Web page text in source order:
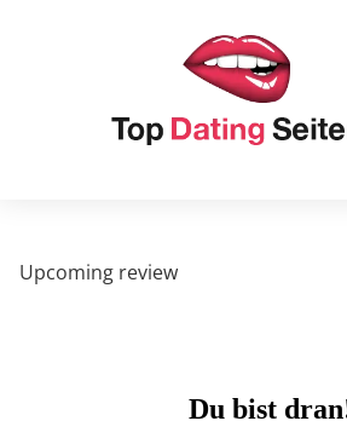
Upcoming review
Du bist